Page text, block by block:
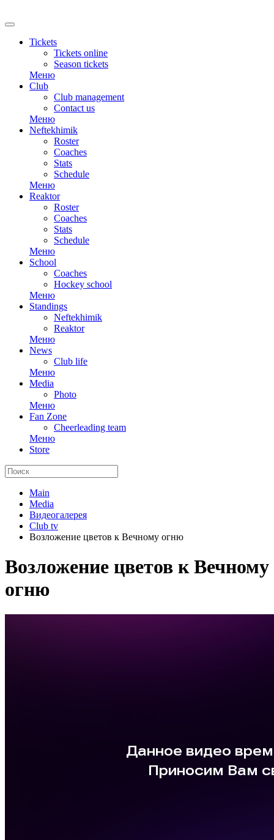
Tickets
Tickets online
Season tickets
Меню
Club
Club management
Contact us
Меню
Neftekhimik
Roster
Coaches
Stats
Schedule
Меню
Reaktor
Roster
Coaches
Stats
Schedule
Меню
School
Coaches
Hockey school
Меню
Standings
Neftekhimik
Reaktor
Меню
News
Club life
Меню
Media
Photo
Меню
Fan Zone
Cheerleading team
Меню
Store
Main
Media
Видеогалерея
Club tv
Возложение цветов к Вечному огню
Возложение цветов к Вечному
огню